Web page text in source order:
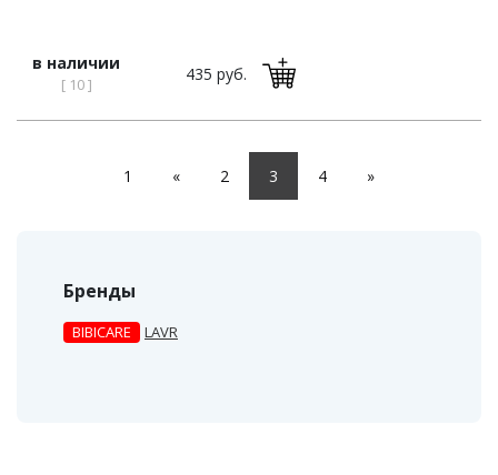
Бренды
BIBICARE LAVR
в наличии
[ 10 ]
435 руб.
1 « 2 3 4 »